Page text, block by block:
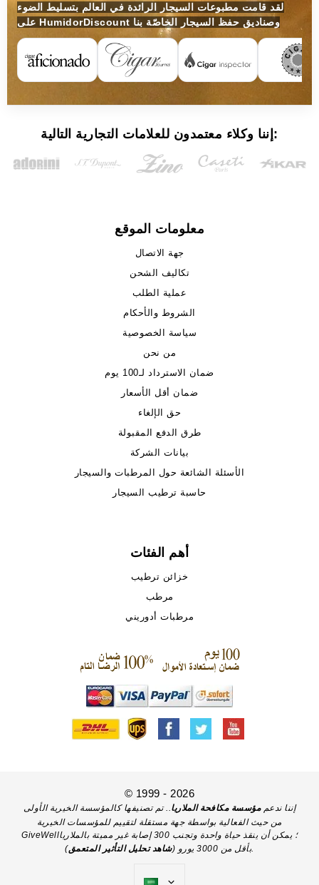
لقد قامت مطبوعات السيجار الرائدة في العالم بتسليط الضوء
على HumidorDiscount وصناديق حفظ السيجار الخاصّة بنا
إننا وكلاء معتمدون للعلامات التجارية التالية:
معلومات الموقع
جهة الاتصال
تكاليف الشحن
عملية الطلب
الشروط والأحكام
سياسة الخصوصية
من نحن
ضمان الاسترداد لـ100 يوم
ضمان أقل الأسعار
حق الإلغاء
طرق الدفع المقبولة
بيانات الشركة
الأسئلة الشائعة حول المرطبات والسيجار
حاسبة ترطيب السيجار
أهم الفئات
خزائن ترطيب
مرطب
مرطبات أدوريني
© 1999 - 2026
إننا ندعممؤسسة مكافحة الملاريا .. تم تصنيفها كالمؤسسة الخيرية الأولى
من حيث الفعالية بواسطة جهة مستقلة لتقييم للمؤسسات الخيرية
GiveWell؛ يمكن أن ينقذ حياة واحدة وتجنب 300 إصابة غير مميتة بالملاريا
بأقل من 3000 يورو (
شاهد تحليل التأثير المتعمق